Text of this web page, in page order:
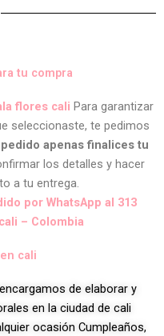
tu compra
flores caliPara garantizar
seleccionaste, te pedimos
apenas finalices tu
los detalles y hacer
a tu entrega.
por WhatsApp al 313
– Colombia
cali
de elaborar y
en la ciudad de cali
ocasión Cumpleaños,